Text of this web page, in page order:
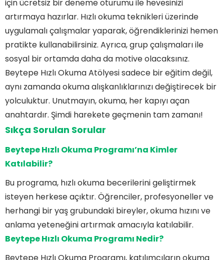
için ücretsiz bir deneme oturumu ile hevesinizi
artırmaya hazırlar. Hızlı okuma teknikleri üzerinde
uygulamalı çalışmalar yaparak, öğrendiklerinizi hemen
pratikte kullanabilirsiniz. Ayrıca, grup çalışmaları ile
sosyal bir ortamda daha da motive olacaksınız.
Beytepe Hızlı Okuma Atölyesi sadece bir eğitim değil,
aynı zamanda okuma alışkanlıklarınızı değiştirecek bir
yolculuktur. Unutmayın, okuma, her kapıyı açan
anahtardır. Şimdi harekete geçmenin tam zamanı!
Sıkça Sorulan Sorular
Beytepe Hızlı Okuma Programı’na Kimler
Katılabilir?
Bu programa, hızlı okuma becerilerini geliştirmek
isteyen herkese açıktır. Öğrenciler, profesyoneller ve
herhangi bir yaş grubundaki bireyler, okuma hızını ve
anlama yeteneğini artırmak amacıyla katılabilir.
Beytepe Hızlı Okuma Programı Nedir?
Beytepe Hızlı Okuma Programı, katılımcıların okuma